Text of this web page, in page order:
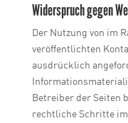
Widerspruch gegen
Der Nutzung von im
veröffentlichten
ausdrücklich
Betreiber der Seiten
rechtliche Schritte